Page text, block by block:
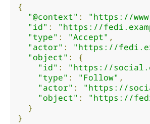
{
"@context" :
"https://
"id" :
"https://
"type" : "Accept" ,
"actor" :
"https://
"object" :
{
"id" :
"https://
"type" : "Follow" ,
"actor" :
"https://
"object" :
"https://
}
}